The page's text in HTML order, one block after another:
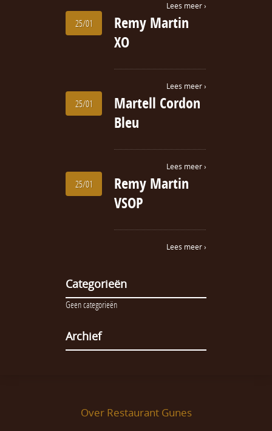
Lees meer ›
25/01
Remy Martin
XO
Lees meer ›
25/01
Martell Cordon
Bleu
Lees meer ›
25/01
Remy Martin
VSOP
Lees meer ›
Categorieën
Geen categorieën
Archief
Over Restaurant Gunes